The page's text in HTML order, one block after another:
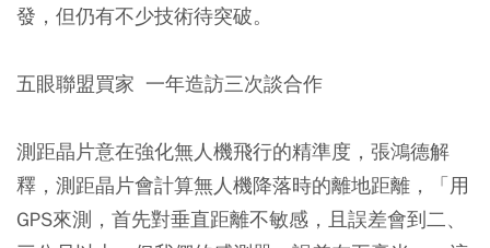
發，但仍有不少技術待突破。
五眼聯盟買家 一年造訪三次談合作
測距晶片意在強化無人機飛行的精準度，張鴻德解
釋，測距晶片會計算無人機降落時的離地距離，「用
GPS來測，首先對垂直距離不敏感，且誤差會到二、